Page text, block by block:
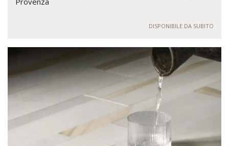
DISPONIBILE DA SUBITO